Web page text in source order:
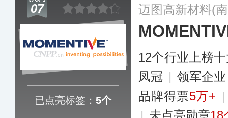
新精神。更多
07
已点亮标签： 5个
迈图高新材料(
12个行业上榜
凤冠 | 领军企
品牌得票5万+
| 未点亮勋章18